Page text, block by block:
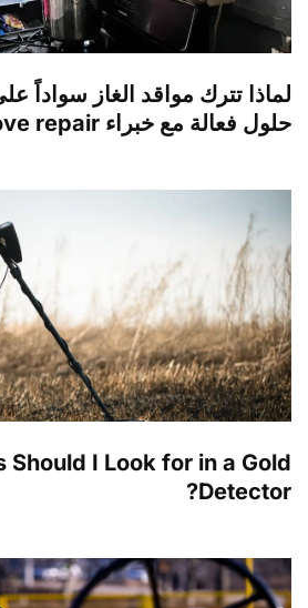
لماذا تترك مواقد الغاز سواداً
حلول فعالة مع خبراء stove repair
Should I Look for in a Gold
Detector?